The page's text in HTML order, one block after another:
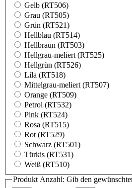
Gelb (RT506)
Grau (RT505)
Grün (RT521)
Hellblau (RT514)
Hellbraun (RT503)
Hellgrau-meliert (RT525)
Hellgrün (RT526)
Lila (RT518)
Mittelgrau-meliert (RT507)
Orange (RT509)
Petrol (RT532)
Pink (RT524)
Rosa (RT515)
Rot (RT529)
Schwarz (RT501)
Türkis (RT531)
Weiß (RT510)
Produkt Anzahl: Gib den